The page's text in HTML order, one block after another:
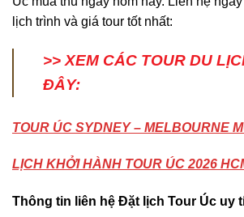
lịch trình và giá tour tốt nhất:
>> XEM CÁC TOUR DU
ĐÂY:
TOUR ÚC SYDNEY – MELBOURNE
LỊCH KHỞI HÀNH TOUR ÚC 2026
Thông tin liên hệ Đặt lịch Tour Úc uy